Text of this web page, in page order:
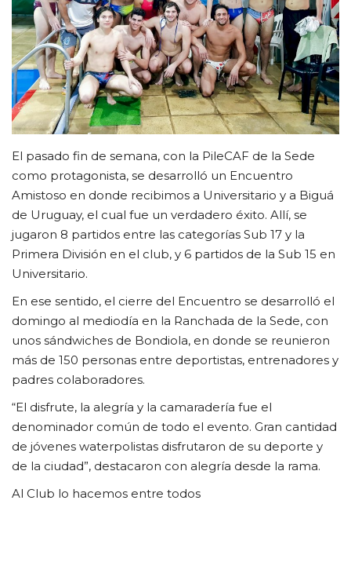
CLUB DE BENEFICIOS
Contacto
El pasado fin de semana, con la PileCAF de la Sede
como protagonista, se desarrolló un Encuentro
Amistoso en donde recibimos a Universitario y a Biguá
de Uruguay, el cual fue un verdadero éxito. Allí, se
jugaron 8 partidos entre las categorías Sub 17 y la
Primera División en el club, y 6 partidos de la Sub 15 en
Universitario.
En ese sentido, el cierre del Encuentro se desarrolló el
domingo al mediodía en la Ranchada de la Sede, con
unos sándwiches de Bondiola, en donde se reunieron
más de 150 personas entre deportistas, entrenadores y
padres colaboradores.
“El disfrute, la alegría y la camaradería fue el
denominador común de todo el evento. Gran cantidad
de jóvenes waterpolistas disfrutaron de su deporte y
de la ciudad”, destacaron con alegría desde la rama.
Al Club lo hacemos entre todos